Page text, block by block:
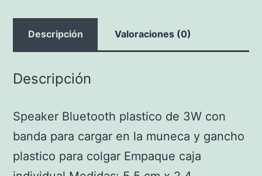
Descripción Valoraciones (0)
Descripción
Speaker Bluetooth plastico de 3W con
banda para cargar en la muneca y gancho
plastico para colgar Empaque caja